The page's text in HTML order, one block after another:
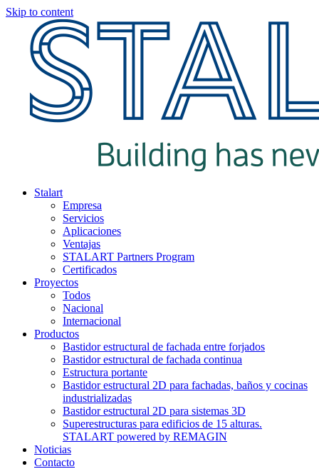
Skip to content
Stalart
Empresa
Servicios
Aplicaciones
Ventajas
STALART Partners Program
Certificados
Proyectos
Todos
Nacional
Internacional
Productos
Bastidor estructural de fachada entre forjados
Bastidor estructural de fachada continua
Estructura portante
Bastidor estructural 2D para fachadas, baños y cocinas
industrializadas
Bastidor estructural 2D para sistemas 3D
Superestructuras para edificios de 15 alturas.
STALART powered by REMAGIN
Noticias
Contacto